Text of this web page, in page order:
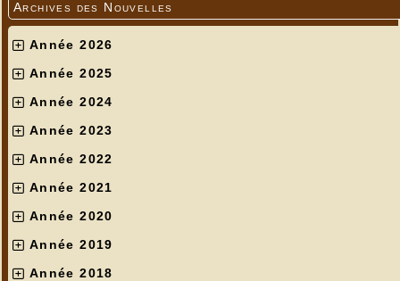
Archives des Nouvelles
Année 2026
Année 2025
Année 2024
Année 2023
Année 2022
Année 2021
Année 2020
Année 2019
Année 2018